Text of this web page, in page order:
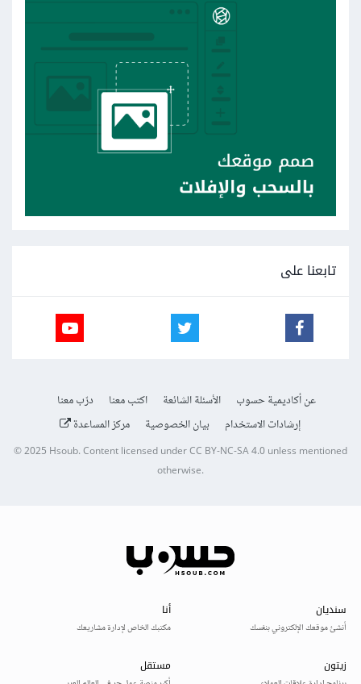
تابعنا على
عن أكاديمية حسوب الأسئلة الشائعة اكتب معنا
درّب معنا
إرشادات الاستخدام
بيان الخصوصية مركز المساعدة
© 2025Hsoub.Content licensed underCC BY-NC-SA 4.0unless mentioned
otherwise.